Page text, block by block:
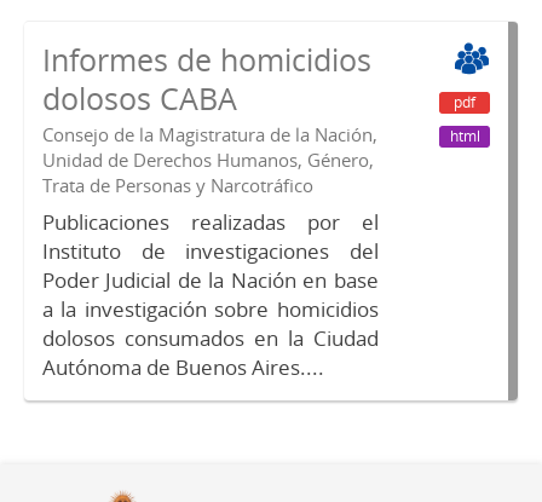
Informes de homicidios
dolosos CABA
Consejo de la Magistratura de la Nación,
Unidad de Derechos Humanos, Género,
Trata de Personas y Narcotráfico
Publicaciones realizadas por el
Instituto de investigaciones del
Poder Judicial de la Nación en base
a la investigación sobre homicidios
dolosos consumados en la Ciudad
Autónoma de Buenos Aires....
pdf
html